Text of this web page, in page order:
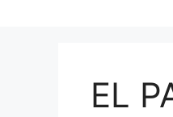
EL